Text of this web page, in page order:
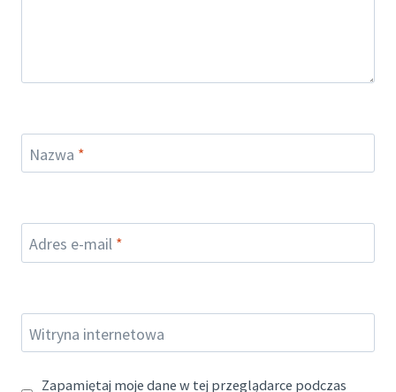
Nazwa *
Adres e-mail *
Witryna internetowa
Zapamiętaj moje dane w tej przeglądarce podczas